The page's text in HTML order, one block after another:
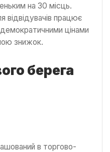
на 30 місць.
відвідувачів працює
цінами
знижок.
берега
в торгово-